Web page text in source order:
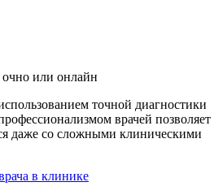
очно или онлайн
точной диагностики
врачей позволяет
даже со сложными клиническими
в клинике